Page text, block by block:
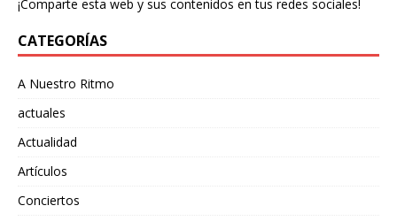
¡Comparte esta web y sus contenidos en tus redes sociales!
CATEGORÍAS
A Nuestro Ritmo
actuales
Actualidad
Artículos
Conciertos